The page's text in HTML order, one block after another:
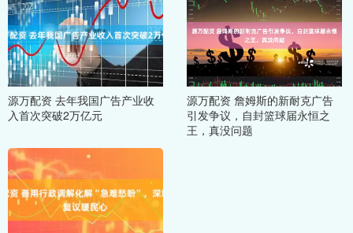
源万配资 去年我国广告产业收
入首次突破2万亿元
源万配资 詹姆斯的新耐克广告
引发争议，自封篮球届永恒之
王，真没问题